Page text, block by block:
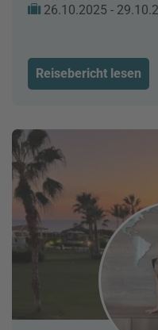
26.10.2025 -
Reisebericht lesen